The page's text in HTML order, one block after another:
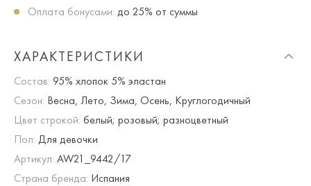
Оплата бонусами: до 25% от суммы
ХАРАКТЕРИСТИКИ
Состав: 95% хлопок 5% эластан
Сезон: Весна, Лето, Зима, Осень, Круглогодичный
Цвет строкой: белый; розовый; разноцветный
Пол: Для девочки
Артикул: AW21_9442/17
Страна бренда: Испания